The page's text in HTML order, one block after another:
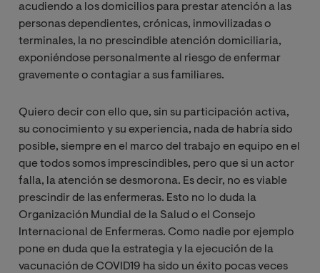
acudiendo a los domicilios para prestar atención a las
personas dependientes, crónicas, inmovilizadas o
terminales, la no prescindible atención domiciliaria,
exponiéndose personalmente al riesgo de enfermar
gravemente o contagiar a sus familiares.
Quiero decir con ello que, sin su participación activa,
su conocimiento y su experiencia, nada de habría sido
posible, siempre en el marco del trabajo en equipo en el
que todos somos imprescindibles, pero que si un actor
falla, la atención se desmorona. Es decir, no es viable
prescindir de las enfermeras. Esto no lo duda la
Organización Mundial de la Salud o el Consejo
Internacional de Enfermeras. Como nadie por ejemplo
pone en duda que la estrategia y la ejecución de la
vacunación de COVID19 ha sido un éxito pocas veces